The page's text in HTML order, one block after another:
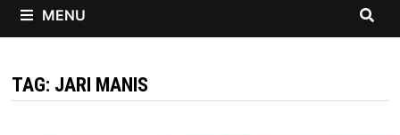
MENU
TAG: JARI MANIS